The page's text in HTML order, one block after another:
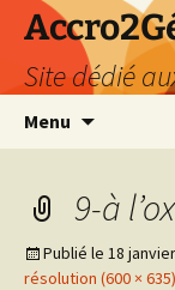
Site dédié
Menu
9-à
Publié le 18
résolution (600 × 635)